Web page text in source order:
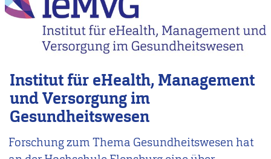
Institut für eHealth, Management
und Versorgung im
Gesundheitswesen
Forschung zum Thema Gesundheitswesen hat